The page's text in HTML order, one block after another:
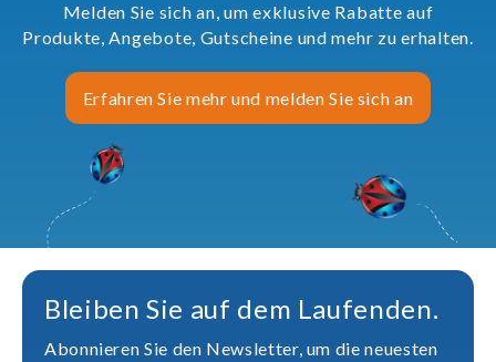
Melden Sie sich an, um exklusive Rabatte auf
Produkte, Angebote, Gutscheine und mehr zu erhalten.
Erfahren Sie mehr und melden Sie sich an
Bleiben Sie auf dem Laufenden.
Abonnieren Sie den Newsletter, um die neuesten